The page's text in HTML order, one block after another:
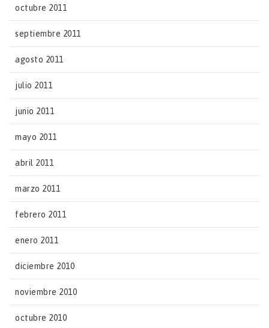
octubre 2011
septiembre 2011
agosto 2011
julio 2011
junio 2011
mayo 2011
abril 2011
marzo 2011
febrero 2011
enero 2011
diciembre 2010
noviembre 2010
octubre 2010